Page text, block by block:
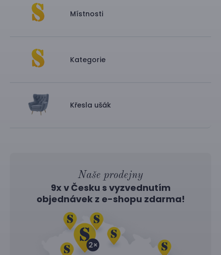
Místnosti
Kategorie
Křesla ušák
Naše prodejny
9x v Česku s vyzvednutím
objednávek z e-shopu zdarma!